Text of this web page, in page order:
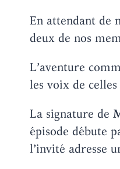
En attendant de
deux de nos
L’aventure
les voix de
La signature de
épisode débute
l’invité adresse